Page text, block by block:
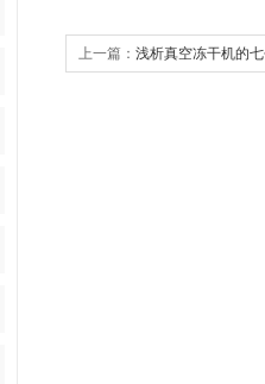
上一篇： 浅析真空冻干机的